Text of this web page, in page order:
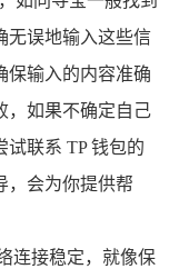
无误地输入这些信
保输入的内容准确
，如果不确定自己
联系 TP 钱包的
，会为你提供帮
连接稳定，就像保